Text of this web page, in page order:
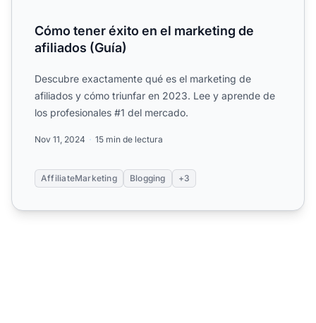
Cómo tener éxito en el marketing de
afiliados (Guía)
Descubre exactamente qué es el marketing de
afiliados y cómo triunfar en 2023. Lee y aprende de
los profesionales #1 del mercado.
Nov 11, 2024 15 min de lectura
AffiliateMarketing Blogging +3